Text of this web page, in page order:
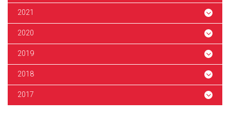
2021
2020
2019
2018
2017